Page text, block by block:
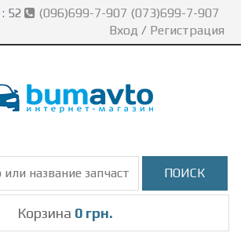
52
(096)699-7-907 (073)699-7-907
Вход / Регистрация
Корзина 0 грн.